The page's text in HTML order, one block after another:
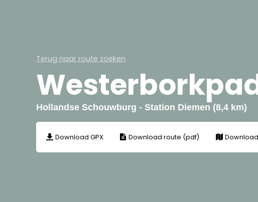
Terug naar route zoeken
Hollandse Schouwburg - Station Diemen (8,4 km)
Download GPX Download route (pdf)